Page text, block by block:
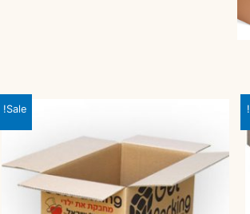
Sale!